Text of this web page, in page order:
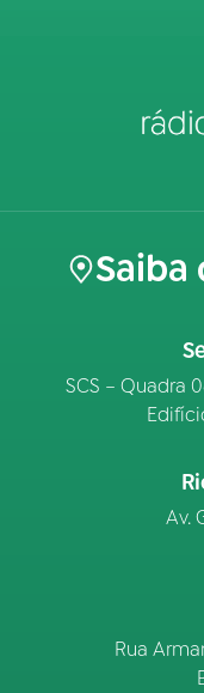
Saiba
SCS – Quadra
Av.
Rua